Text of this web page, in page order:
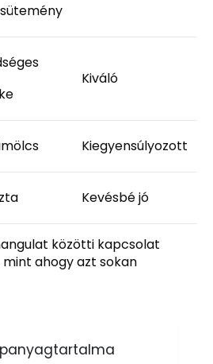
Kiváló
Kiegyensúlyozott
Kevésbé jó
közötti kapcsolat
ahogy azt sokan